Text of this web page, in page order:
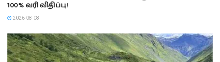
100% வரி விதிப்பு!
2026-08-08